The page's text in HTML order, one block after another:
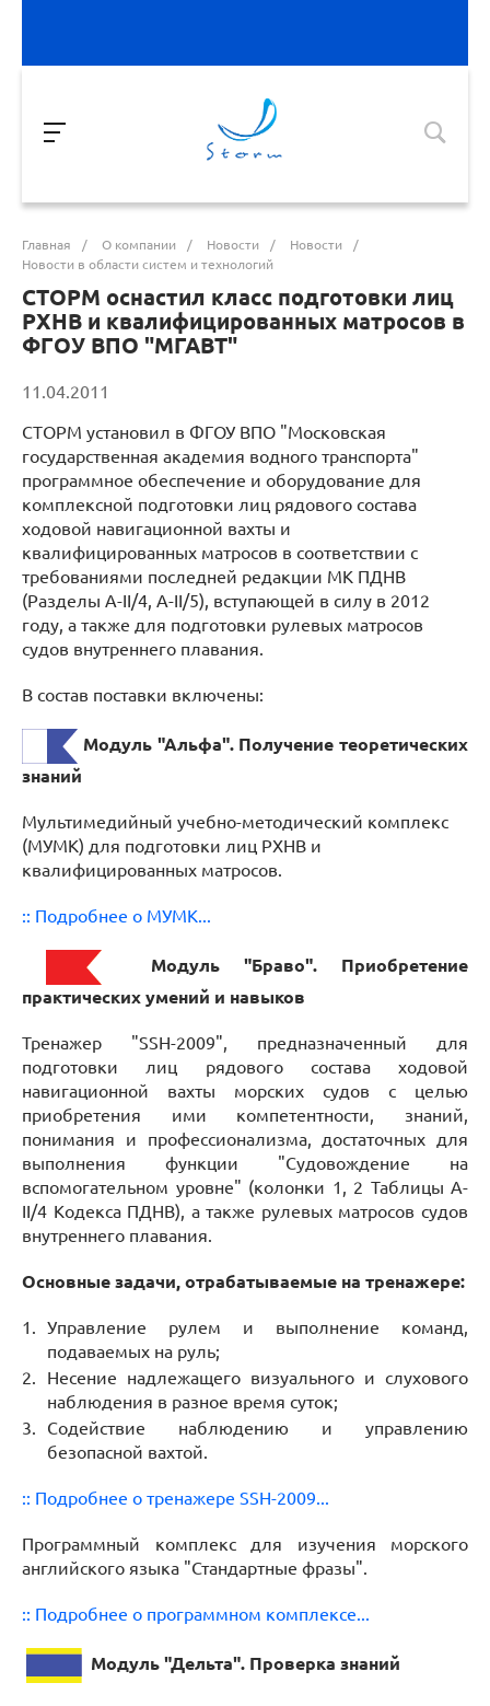
Главная / О компании / Новости / Новости
/
Новости в области систем и технологий
СТОРМ оснастил класс подготовки лиц
РХНВ и квалифицированных матросов в
ФГОУ ВПО "МГАВТ"
11.04.2011
СТОРМ установил в ФГОУ ВПО "Московская
государственная академия водного транспорта"
программное обеспечение и оборудование для
комплексной подготовки лиц рядового состава
ходовой навигационной вахты и
квалифицированных матросов в соответствии с
требованиями последней редакции МК ПДНВ
(Разделы A-II/4, A-II/5), вступающей в силу в 2012
году, а также для подготовки рулевых матросов
судов внутреннего плавания.
В состав поставки включены:
Модуль "Альфа". Получение теоретических
знаний
Мультимедийный учебно-методический комплекс
(МУМК) для подготовки лиц РХНВ и
квалифицированных матросов.
:: Подробнее о МУМК...
Модуль "Браво". Приобретение
практических умений и навыков
Тренажер "SSH-2009", предназначенный для
подготовки лиц рядового состава ходовой
навигационной вахты морских судов с целью
приобретения ими компетентности, знаний,
понимания и профессионализма, достаточных для
выполнения функции "Судовождение на
вспомогательном уровне" (колонки 1, 2 Таблицы А-
II/4 Кодекса ПДНВ), а также рулевых матросов судов
внутреннего плавания.
Основные задачи, отрабатываемые на тренажере:
Управление рулем и выполнение команд,
подаваемых на руль;
Несение надлежащего визуального и слухового
наблюдения в разное время суток;
Содействие наблюдению и управлению
безопасной вахтой.
:: Подробнее о тренажере SSH-2009...
Программный комплекс для изучения морского
английского языка "Стандартные фразы".
:: Подробнее о программном комплексе...
Модуль "Дельта". Проверка знаний